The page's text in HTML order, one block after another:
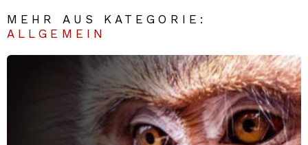
MEHR AUS KATEGORIE:
ALLGEMEIN